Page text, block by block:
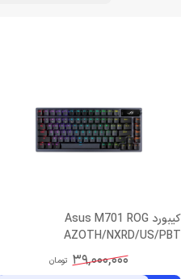
کیبورد Asus M701 ROG
AZOTH/NXRD/US/PBT
39,000,000 تومان